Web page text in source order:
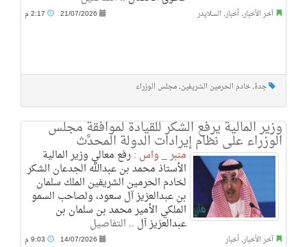
آخر الأخبار, أخبار, السلايدر 21/07/2026
جدة, خادم الحرمين الشريفين, مجلس الوزراء
وزير المالية يرفع الشكر للقيادة لموافقة مجلس
الوزراء على نظام إيرادات الدولة المحدَّث
منبر _ واس :رفع معالي وزير المالية
الأستاذ محمد بن عبدالله الجدعان الشكر
لخادم الحرمين الشريفين الملك سلمان
بن عبدالعزيز آل سعود، ولصاحب السمو
الملكي الأمير محمد بن سلمان بن
عبدالعزيز آل .. التفاصيل
آخر الأخبار, أخبار 14/07/2026